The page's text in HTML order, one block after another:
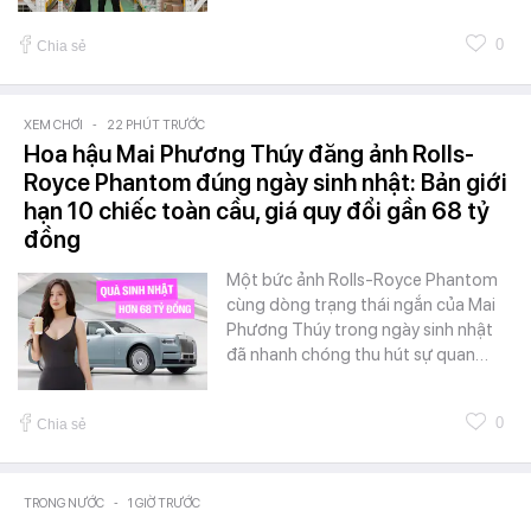
Chia sẻ 0
XEM CHƠI - 22 PHÚT TRƯỚC
Hoa hậu Mai Phương Thúy đăng ảnh Rolls-
Royce Phantom đúng ngày sinh nhật: Bản giới
hạn 10 chiếc toàn cầu, giá quy đổi gần 68 tỷ
đồng
Một bức ảnh Rolls-Royce Phantom
cùng dòng trạng thái ngắn của Mai
Phương Thúy trong ngày sinh nhật
đã nhanh chóng thu hút sự quan…
Chia sẻ 0
TRONG NƯỚC - 1 GIỜ TRƯỚC